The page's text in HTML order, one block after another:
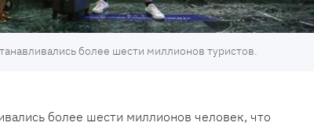
более шести миллионов туристов.
более шести миллионов человек, что